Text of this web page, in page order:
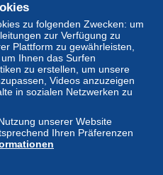
zu folgenden Zwecken: um
zur Verfügung zu
Plattform zu gewährleisten,
Ihnen das Surfen
zu erstellen, um unsere
Videos anzuzeigen
in sozialen Netzwerken zu
unserer Website
Ihren Präferenzen